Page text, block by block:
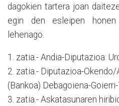
dagokien tartera joan
egin den esleipen honen
lehenago.
1. zatia.- Andia-Diputazioa:
2. zatia.- Diputazioa-Okendo/
(Bankoa) Debagoiena-
3. zatia.- Askatasunaren